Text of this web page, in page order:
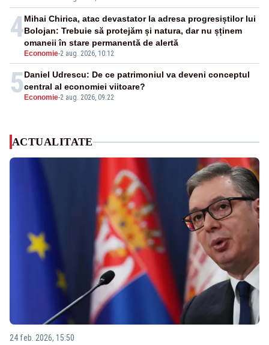
4
Economie-2 aug. 2026, 10:12
Mihai Chirica, atac devastator la adresa progresiștilor lui
Bolojan: Trebuie să protejăm și natura, dar nu șținem
omaneii în stare permanentă de alertă
5 Economie-2 aug. 2026, 09:22
Daniel Udrescu: De ce patrimoniul va deveni conceptul
central al economiei viitoare?
ACTUALITATE
24 feb. 2026, 15:50